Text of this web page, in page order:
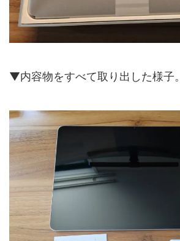
▼内容物をすべて取り出した様子。